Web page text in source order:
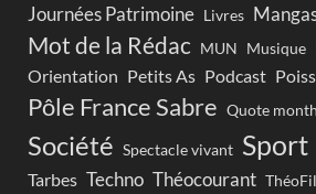
Journées Patrimoine Livres
Mot de la Rédac MUN Musique
Orientation Petits As Podcast
Pôle France Sabre Quote month
Société Spectacle vivant Sport
Tarbes Techno Théocourant